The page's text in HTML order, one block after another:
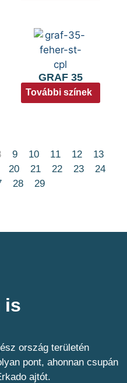
GRAF 35
További színek
9 10 11 12
13
20 21 22 23
24
28 29
is
ország területén
pont, ahonnan csupán
ajtót.